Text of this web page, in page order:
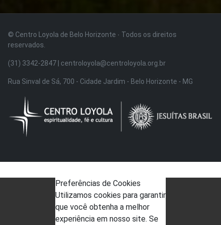
© Centro Loyola de Belo Horizonte · Todos os direitos
reservados.
(31) 3342-2847 | centroloyola@centroloyola.org.br
Rua Sinval de Sá, 700 - Cidade Jardim - Belo Horizonte - MG
Preferências de Cookies
Utilizamos cookies para garantir
que você obtenha a melhor
experiência em nosso site. Se